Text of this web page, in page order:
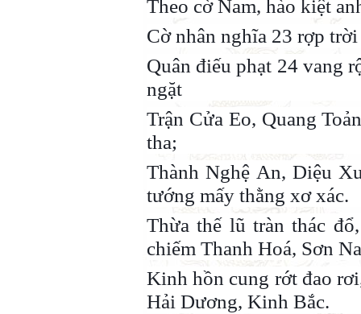
Theo cờ Nam, hào kiệt
Cờ nhân nghĩa 23 rợp
Quân điếu phạt 24 vang
ngặt
Trận Cửa Eo, Quang
tha;
Thành Nghệ An, Diệu
tướng mấy thằng xơ xác.
Thừa thế lũ tràn thác
chiếm Thanh Hoá, Sơn
Kinh hồn cung rớt đao
Hải Dương, Kinh Bắc.